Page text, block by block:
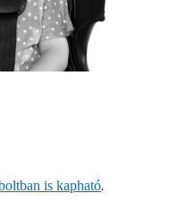
is kapható.